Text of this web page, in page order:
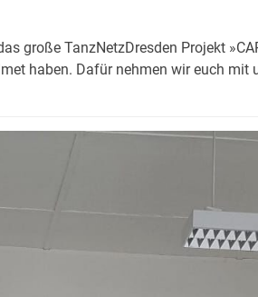
große TanzNetzDresden Projekt
haben. Dafür nehmen wir euch mit